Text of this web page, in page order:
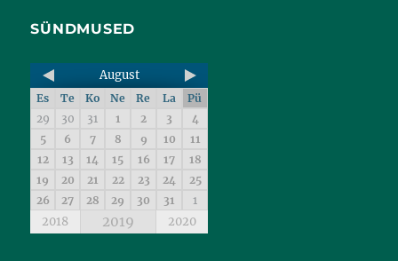
SÜNDMUSED
August
Es Te Ko Ne Re La
Pü
29
30 31 1 2 3
4
5
6 7 8 9 10
11
12
13 14 15 16 17
18
19
20 21 22 23 24
25
26
27 28 29 30 31 1
2018 2019 2020